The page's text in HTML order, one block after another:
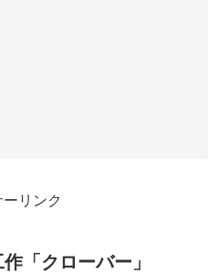
リンク
「クローバー」